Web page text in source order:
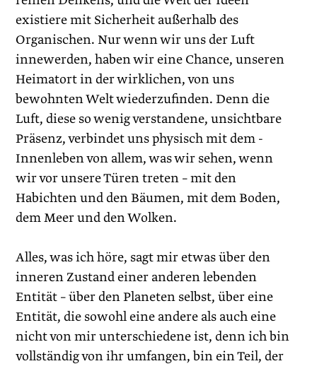
existiere mit Sicherheit außerhalb des
Organischen. Nur wenn wir uns der Luft
innewerden, haben wir eine Chance, unseren
Heimatort in der wirklichen, von uns
bewohnten Welt wiederzufinden. Denn die
Luft, diese so wenig verstandene, unsichtbare
Präsenz, verbindet uns physisch mit dem ­
Innenleben von allem, was wir sehen, wenn
wir vor unsere Türen treten – mit den
Habichten und den Bäumen, mit dem Boden,
dem Meer und den Wolken.
Alles, was ich höre, sagt mir etwas über den
inneren Zustand einer anderen lebenden
Entität – über den Planeten selbst, über eine
Entität, die sowohl eine andere als auch eine
nicht von mir unterschiedene ist, denn ich bin
vollständig von ihr umfangen, bin ein Teil, der